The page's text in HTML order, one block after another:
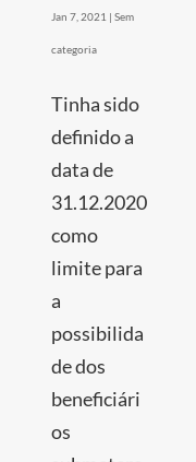
Jan 7, 2021 | Sem
categoria
Tinha sido
definido a
data de
31.12.2020
como
limite para
a
possibilida
de dos
beneficiári
os